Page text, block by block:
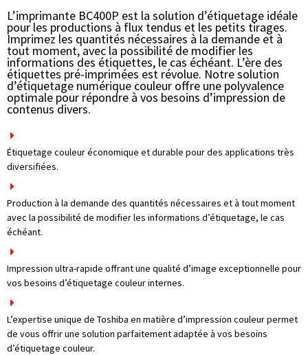
L’imprimante BC400P est la solution d’étiquetage idéale
pour les productions à flux tendus et les petits tirages.
Imprimez les quantités nécessaires à la demande et à
tout moment, avec la possibilité de modifier les
informations des étiquettes, le cas échéant. L’ère des
étiquettes pré-imprimées est révolue. Notre solution
d’étiquetage numérique couleur offre une polyvalence
optimale pour répondre à vos besoins d’impression de
contenus divers.
Étiquetage couleur économique et durable pour des applications très
diversifiées.
Production à la demande des quantités nécessaires et à tout moment
avec la possibilité de modifier les informations d’étiquetage, le cas
échéant.
Impression ultra-rapide offrant une qualité d’image exceptionnelle pour
vos besoins d’étiquetage couleur internes.
L’expertise unique de Toshiba en matière d’impression couleur permet
de vous offrir une solution parfaitement adaptée à vos besoins
d’étiquetage couleur.